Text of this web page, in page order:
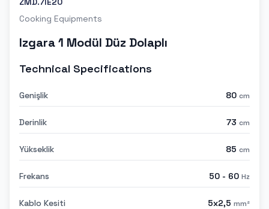
Cooking Equipments
Izgara 1 Modül Düz Dolaplı
Technical Specifications
Genişlik 80 cm
Derinlik 73 cm
Yükseklik 85 cm
Frekans 50 - 60 Hz
Kablo Kesiti 5x2,5 mm²